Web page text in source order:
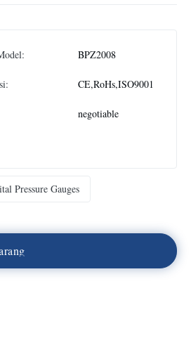
BPZ2008
CE,RoHs,ISO9001
negotiable
Pressure Gauges
rang